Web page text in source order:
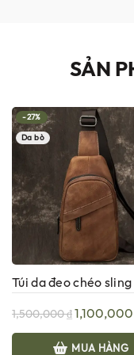
SẢN
-27%
Da bò
Túi da đeo chéo
1,500,000₫Giá
gốc
1,100,000
MUA HÀNG